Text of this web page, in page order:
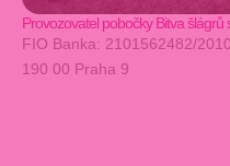
Provozovatel pobočky Bitva šlágrů
FIO Banka: 2101562482/
190 00 Praha 9